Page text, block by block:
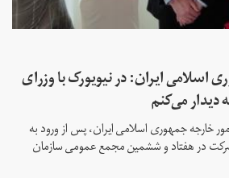
اسلامی ایران: در نیویورک با وزرای
دیدار می‌کنم
خارجه جمهوری اسلامی ایران، پس از ورود به
در هفتاد و ششمین مجمع عمومی سازمان